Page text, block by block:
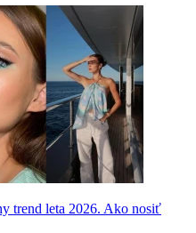
trend leta 2026. Ako nosiť